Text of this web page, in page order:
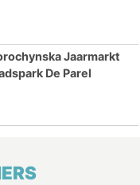
Jaarmarkt
De Parel